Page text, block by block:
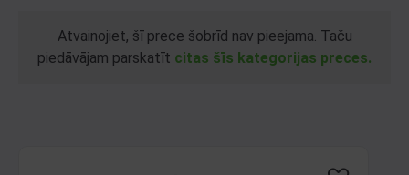
Atvainojiet, šī prece šobrīd nav pieejama. Taču
piedāvājam parskatīt citas šīs kategorijas preces.